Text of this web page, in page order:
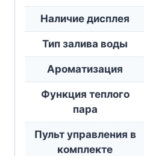
Наличие дисплея
Тип залива воды
Ароматизация
Функция теплого
пара
Пульт управления в
комплекте